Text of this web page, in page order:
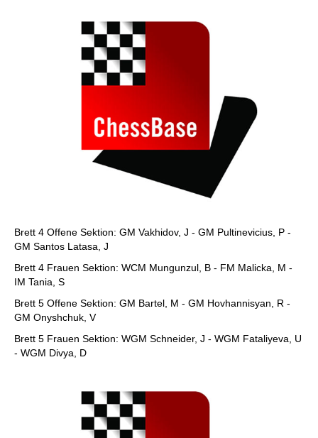
Brett 4 Offene Sektion: GM Vakhidov, J - GM Pultinevicius, P -
GM Santos Latasa, J
Brett 4 Frauen Sektion: WCM Mungunzul, B - FM Malicka, M -
IM Tania, S
Brett 5 Offene Sektion: GM Bartel, M - GM Hovhannisyan, R -
GM Onyshchuk, V
Brett 5 Frauen Sektion: WGM Schneider, J - WGM Fataliyeva, U
- WGM Divya, D